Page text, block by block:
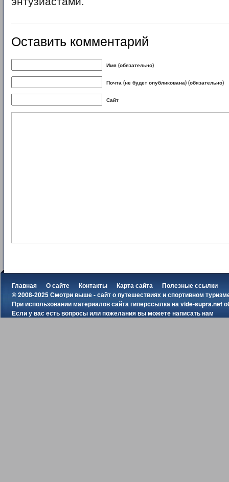
Оставить комментарий
Имя (обязательно)
Почта (не будет опубликована) (обязательно)
Сайт
Главная О сайте Контакты Карта сайта
Полезные ссылки
© 2008-2025 Смотри выше - сайт о путешествиях и спортивном
При использовании материалов сайта гиперссылка наvide-supra.net
Если у вас есть вопросы или пожелания вы можетенаписать нам